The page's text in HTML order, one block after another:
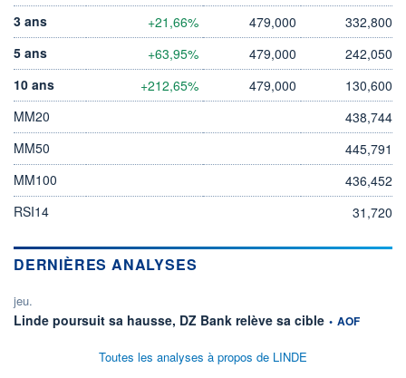
3 ans
+21,66% 479,000
332,800
5 ans
+63,95% 479,000
242,050
10 ans
+212,65% 479,000
130,600
MM20
438,744
MM50
445,791
MM100
436,452
RSI14
31,720
DERNIÈRES ANALYSES
jeu.
Linde poursuit sa hausse, DZ Bank relève sa cible information
• AOF
Toutes les analyses à propos de LINDE